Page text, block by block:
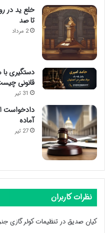
خلع ید در
تا صد
2 مرداد
دستگیری با
قانونی
31 تیر
دادخواست
آماده
27 تیر
نظرات کاربران
کیان صدیق در تنظیمات کولر گازی